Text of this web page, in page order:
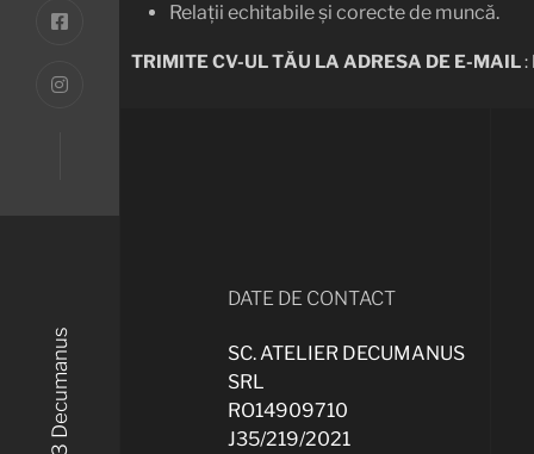
Relații echitabile și corecte de muncă.
TRIMITE CV-UL TĂU LA ADRESA DE E-MAIL:
DATE DE CONTACT
SC. ATELIER DECUMANUS
SRL
RO14909710
J35/219/2021